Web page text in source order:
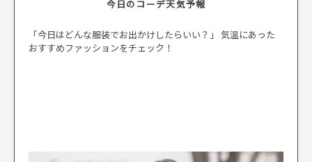
今日のコーデ天気予報
「今日はどんな服装でお出かけしたらいい？」 気温にあった
おすすめファッションをチェック！